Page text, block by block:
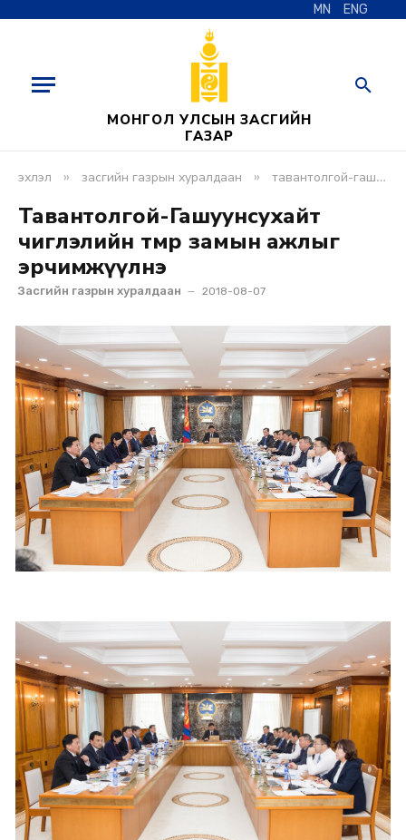
MN ENG
МОНГОЛ УЛСЫН ЗАСГИЙН
ГАЗАР
эхлэл » засгийн газрын хуралдаан » тавантолгой-гашуунсухайт чиглэлийн төмөр замын ажлыг эрчимжүүлнэ
Тавантолгой-Гашуунсухайт
чиглэлийн төмөр замын ажлыг
эрчимжүүлнэ
Засгийн газрын хуралдаан 2018-08-07